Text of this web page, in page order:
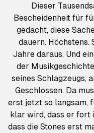
Dieser
Bescheidenheit für fünf. Er hatte ursprünglich
gedacht, diese
dauern.
Jahre daraus. Und
der
seines Schlagzeugs,
Geschlossen. Da
erst jetzt so langsam,
klar wird, dass er fort
dass die Stones erst